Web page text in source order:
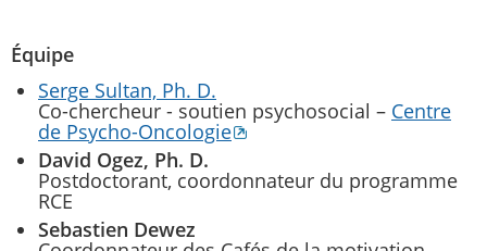
Équipe
Serge Sultan, Ph. D.
Co-chercheur - soutien psychosocial – Centre
de Psycho-Oncologie
David Ogez, Ph. D.
Postdoctorant, coordonnateur du programme
RCE
Sebastien Dewez